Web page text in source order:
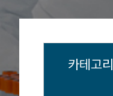
카테고리